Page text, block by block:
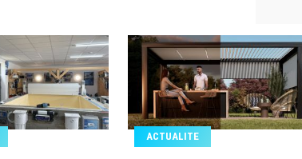
ACTUALITE